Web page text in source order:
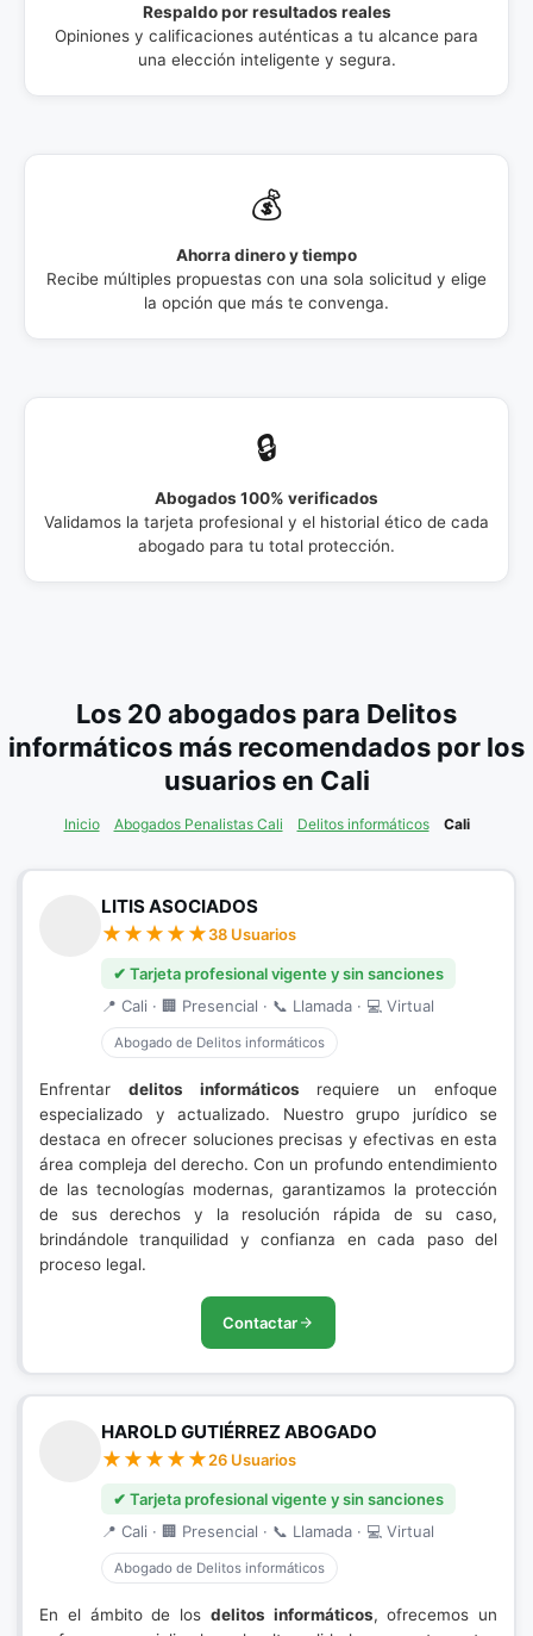
Respaldo por resultados reales
Opiniones y calificaciones auténticas a tu alcance para
una elección inteligente y segura.
💰
Ahorra dinero y tiempo
Recibe múltiples propuestas con una sola solicitud y elige
la opción que más te convenga.
🔒
Abogados 100% verificados
Validamos la tarjeta profesional y el historial ético de cada
abogado para tu total protección.
Los 20 abogados para Delitos
informáticos más recomendados por los
usuarios en Cali
Inicio Abogados Penalistas Cali Delitos informáticos Cali
LITIS ASOCIADOS
38 Usuarios
✔ Tarjeta profesional vigente y sin sanciones
📍 Cali · 🏢 Presencial · 📞 Llamada · 💻 Virtual
Abogado de Delitos informáticos
Enfrentar delitos informáticos requiere un enfoque
especializado y actualizado. Nuestro grupo jurídico se
destaca en ofrecer soluciones precisas y efectivas en esta
área compleja del derecho. Con un profundo entendimiento
de las tecnologías modernas, garantizamos la protección
de sus derechos y la resolución rápida de su caso,
brindándole tranquilidad y confianza en cada paso del
proceso legal.
Contactar
HAROLD GUTIÉRREZ ABOGADO
26 Usuarios
✔ Tarjeta profesional vigente y sin sanciones
📍 Cali · 🏢 Presencial · 📞 Llamada · 💻 Virtual
Abogado de Delitos informáticos
En el ámbito de los delitos informáticos, ofrecemos un